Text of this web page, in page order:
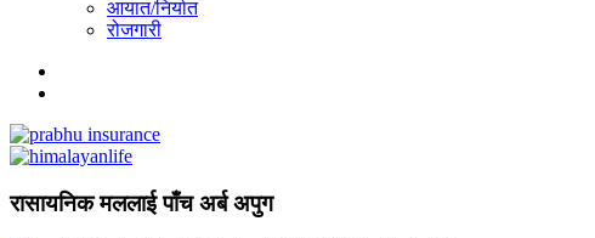
आयात/निर्यात
रोजगारी
रासायनिक मललाई पाँच अर्ब अपुग